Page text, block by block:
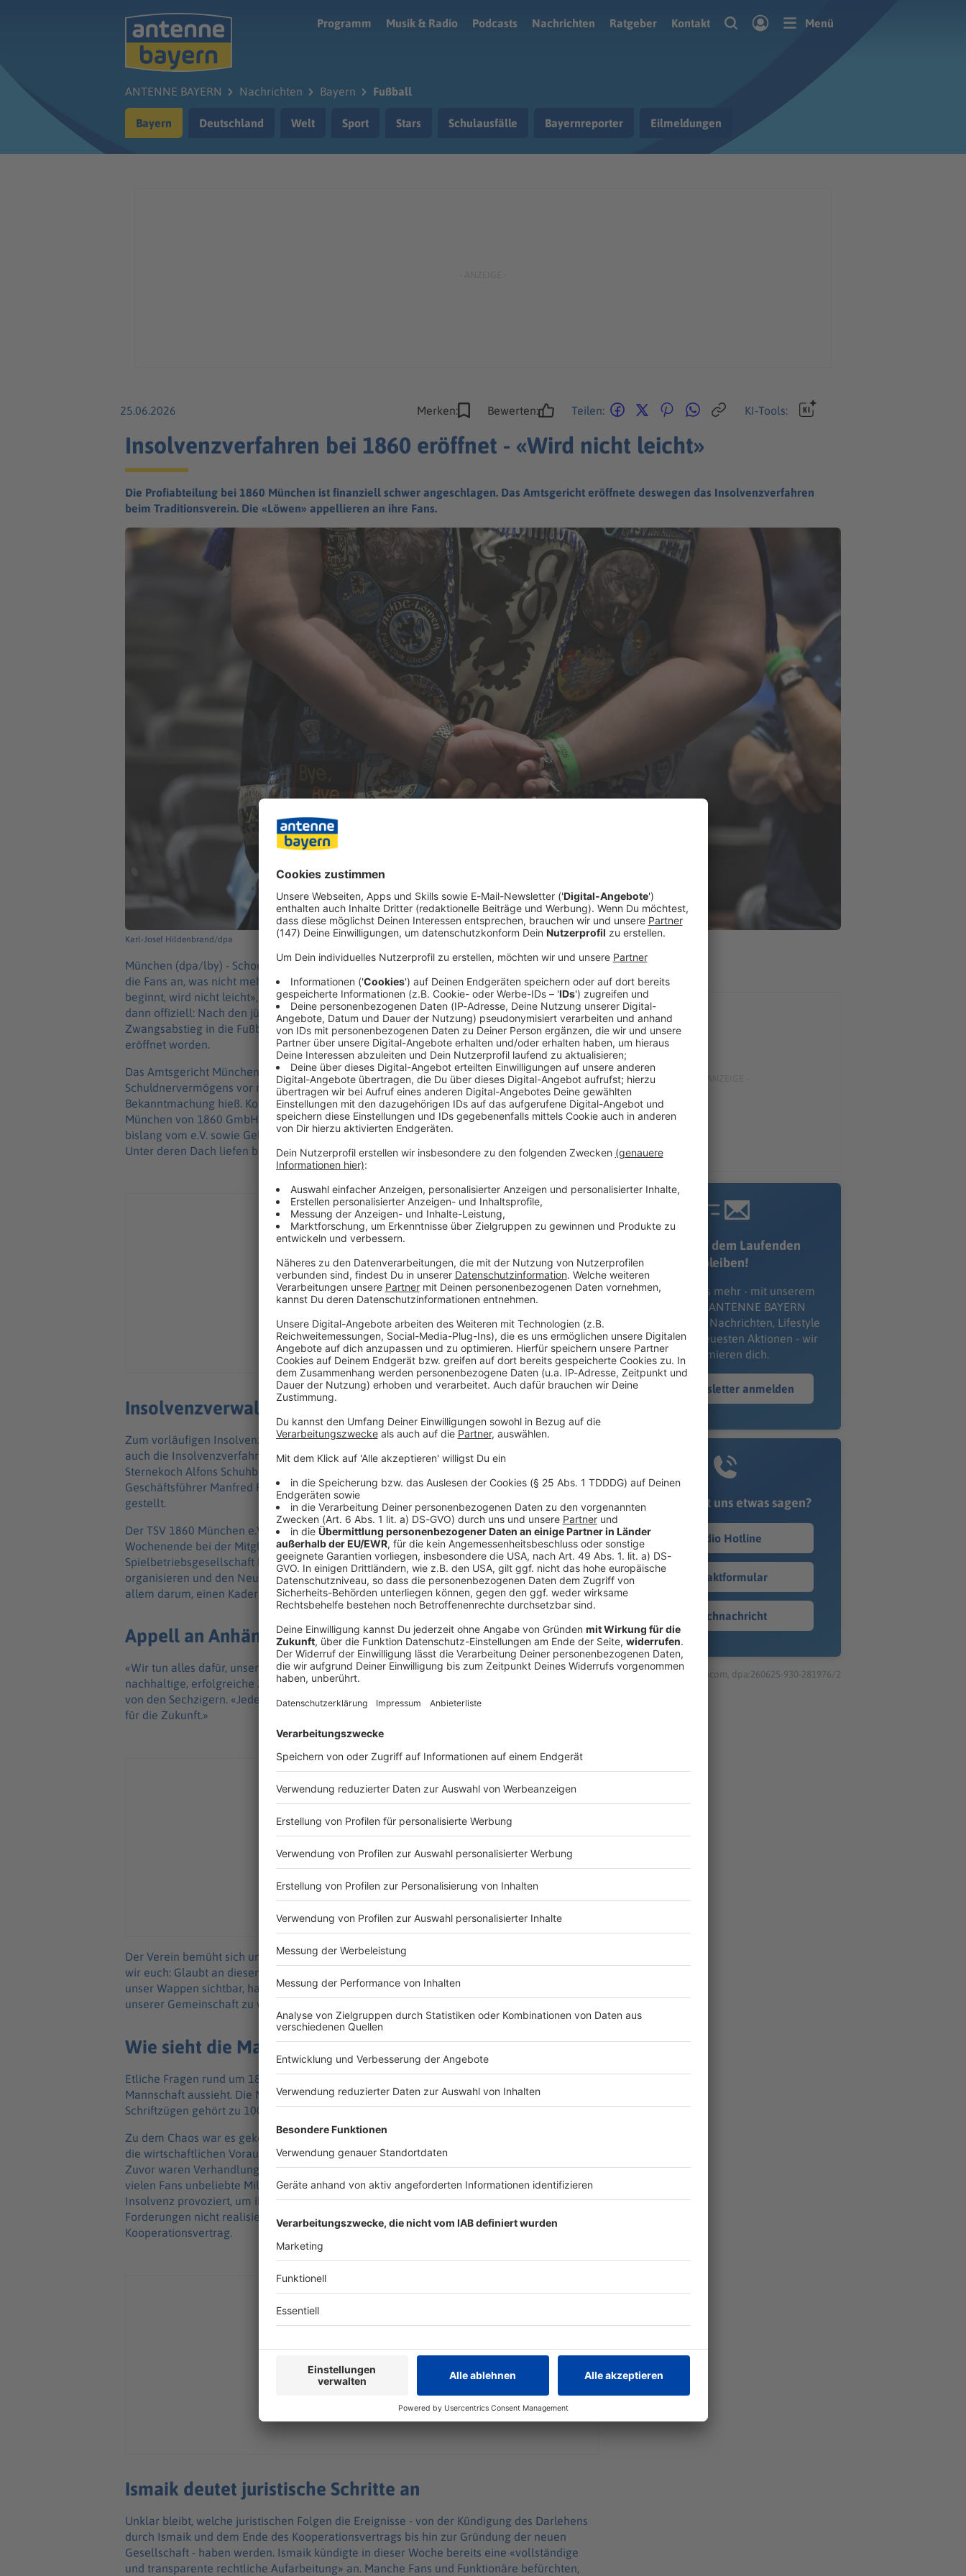
Programm
Musik & Radio Podcasts Nachrichten Ratgeber Kontakt Menü
ANTENNE BAYERN Nachrichten Bayern Fußball
Bayern Deutschland Welt Sport Stars Schulausfälle Bayernreporter Eilmeldungen
25.06.2026 Merken: Bewerten: Teilen: KI-Tools:
Insolvenzverfahren bei 1860 eröffnet - «Wird nicht leicht»
Die Profiabteilung bei 1860 München ist finanziell schwer angeschlagen. Das Amtsgericht eröffnete deswegen das Insolvenzverfahren
beim Traditionsverein. Die «Löwen» appellieren an ihre Fans.
Karl-Josef Hildenbrand/dpa
München (dpa/lby) - Schon am Morgen deutete der TSV 1860 München in einer Botschaft an
die Fans an, was nicht mehr zu vermeiden war. «Liebe Löwinnen, liebe Löwen, was ab heute
beginnt, wird nicht leicht», schrieb der Verein auf seiner Homepage. Am Nachmittag wurde
dann offiziell: Nach den jüngsten Querelen um Investor Hasan Ismaik und dem
Zwangsabstieg in die Fußball-Regionalliga ist bei 1860 München das Insolvenzverfahren
eröffnet worden.
Das Amtsgericht München bestellte dazu einen Insolvenzverwalter «zur Sicherung des
Schuldnervermögens vor nachteiligen Veränderungen», wie es in der öffentlichen
Bekanntmachung hieß. Konkret betroffen ist nicht der Stammverein, sondern die «TSV
München von 1860 GmbH & Co. Kommanditgesellschaft auf Aktien» (KGaA). Das ist die
bislang vom e.V. sowie Geldgeber Ismaik gemeinsam geführte Spielbetriebsgesellschaft.
Unter deren Dach liefen bislang etwa der Profispielbetrieb, die U21 und die U19.
Insolvenzverwalter mit Erfahrung im Fußball
Zum vorläufigen Insolvenzverwalter wurde Max Liebig bestellt, der in der Vergangenheit
auch die Insolvenzverfahren gegen den Fußballverein Türkgücü München und den
Sternekoch Alfons Schuhbeck verantwortete. Medienberichten zufolge hatte 1860-
Geschäftsführer Manfred Paula am Dienstagabend den Insolvenzantrag beim Amtsgericht
gestellt.
Der TSV 1860 München e.V. hatte in Erwartung der Insolvenz der KGaA am vorigen
Wochenende bei der Mitgliederversammlung die Gründung einer neuen
Spielbetriebsgesellschaft beschlossen. Diese soll künftig den Profifußball bei den «Löwen»
organisieren und den Neustart in der 4. Liga bewerkstelligen. Zunächst geht es dabei vor
allem darum, einen Kader zusammenzustellen.
Appell an Anhänger: «Glaubt an diesen Weg»
«Wir tun alles dafür, unseren Verein auf ein gesundes Fundament zu stellen und eine
nachhaltige, erfolgreiche Zukunft für den TSV München von 1860 e.V. aufzubauen», hieß es
von den Sechzigern. «Jeder Schritt, den wir heute zusammen gehen, stärkt unseren Verein
für die Zukunft.»
Der Verein bemüht sich um Optimismus und appellierte an die Anhänger: «Dafür brauchen
wir euch: Glaubt an diesen Weg, verbreitet Zuversicht, tragt den Löwen mit Stolz, macht
unser Wappen sichtbar, haltet zueinander, werdet Mitglied und überzeugt andere, Teil
unserer Gemeinschaft zu werden.»
Wie sieht die Mannschaft künftig aus?
Etliche Fragen rund um 1860 bleiben offen, etwa wie es um die Auftritte der künftigen
Mannschaft aussieht. Die Merchandising GmbH mitsamt der Nutzungsrechte an Logos oder
Schriftzügen gehört zu 100 Prozent Ismaik.
Zu dem Chaos war es gekommen, als der Jordanier ein Darlehen kündigte und 1860 damit
die wirtschaftlichen Voraussetzungen für den Verbleib in der 3. Liga nicht mehr erfüllte.
Zuvor waren Verhandlungen zwischen Ismaik und dem Stammverein gescheitert. Der bei
vielen Fans unbeliebte Millionär behauptete zuletzt, der Stammverein von 1860 habe die
Insolvenz provoziert, um ihn loswerden zu wollen. Der TSV erwiderte, dass Ismaiks
Forderungen nicht realisierbar gewesen seien und kündigte darauf den 2011 geschlossenen
Kooperationsvertrag.
Ismaik deutet juristische Schritte an
Unklar bleibt, welche juristischen Folgen die Ereignisse - von der Kündigung des Darlehens
durch Ismaik und dem Ende des Kooperationsvertrags bis hin zur Gründung der neuen
Gesellschaft - haben werden. Ismaik kündigte in dieser Woche bereits eine «vollständige
und transparente rechtliche Aufarbeitung» an. Manche Fans und Funktionäre befürchten,
Immer auf dem Laufenden
bleiben!
Verpass' nichts mehr - mit unserem
kostenlosen ANTENNE BAYERN
Newsletter. Ob Nachrichten, Lifestyle
oder unsere neuesten Aktionen - wir
informieren dich.
Zum Newsletter anmelden
Du möchtest uns etwas sagen?
Studio Hotline
Kontaktformular
Sprachnachricht
© dpa-infocom, dpa:260625-930-281976/2